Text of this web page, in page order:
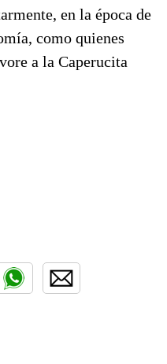
en la época de
como quienes
a la Caperucita